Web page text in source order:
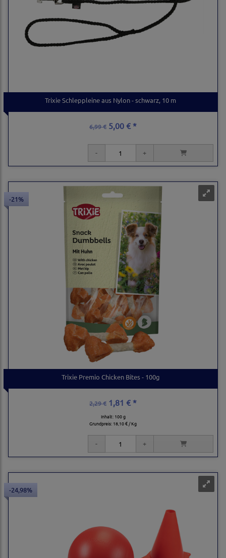
Trixie Schleppleine aus Nylon - schwarz, 10 m
6,99 € 5,00 € *
-21%
Trixie Premio Chicken Bites - 100g
2,29 € 1,81 € *
Inhalt: 100 g
Grundpreis: 18,10 € / Kg
-24,98%